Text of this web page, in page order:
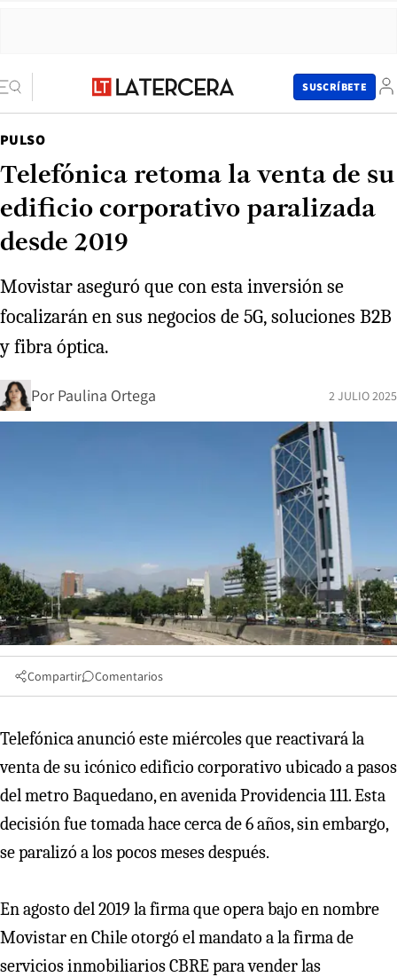
SUSCRÍBETE
PULSO
Telefónica retoma la venta de su
edificio corporativo paralizada
desde 2019
Movistar aseguró que con esta inversión se
focalizarán en sus negocios de 5G, soluciones B2B
y fibra óptica.
Por Paulina Ortega 2 JULIO 2025
Compartir Comentarios
Telefónica anunció este miércoles que reactivará la
venta de su icónico edificio corporativo ubicado a pasos
del metro Baquedano, en avenida Providencia 111. Esta
decisión fue tomada hace cerca de 6 años, sin embargo,
se paralizó a los pocos meses después.
En agosto del 2019 la firma que opera bajo en nombre
Movistar en Chile otorgó el mandato a la firma de
servicios inmobiliarios CBRE para vender las